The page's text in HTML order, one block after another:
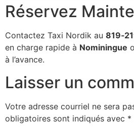
Réservez
Contactez Taxi Nordik au
en charge rapide à Nominingue
à l’avance.
Laisser un
Votre adresse courriel ne sera
obligatoires sont indiqués avec *